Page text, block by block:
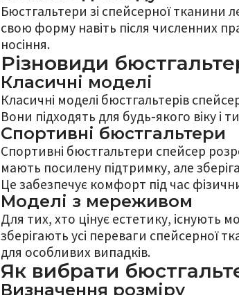
Бюстгальтери зі спейсерної
свою форму навіть після численних
носіння.
Різновиди
Класичні моделі
Класичні моделі бюстгальтерів
Вони підходять для будь-якого віку
Спортивні бюстгальтери
Спортивні бюстгальтери спейсер
мають посилену підтримку, але
Це забезпечує комфорт під час
Моделі з мереживом
Для тих, хто цінує естетику, існують
зберігають усі переваги спейсерної
для особливих випадків.
Як вибрати
Визначення розміру